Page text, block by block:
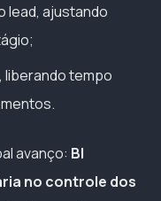
lead, ajustando
liberando tempo
avanço: BI
no controle dos